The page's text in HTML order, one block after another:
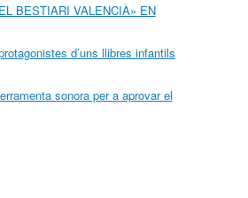
BESTIARI VALENCIÀ» EN
d’uns llibres infantils
sonora per a aprovar el